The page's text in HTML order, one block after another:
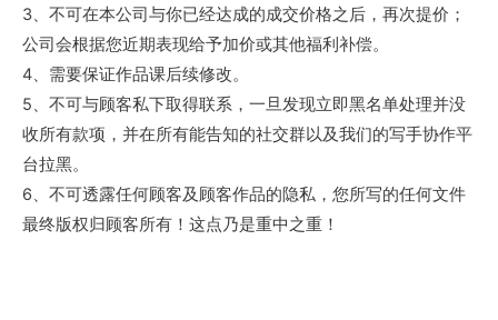
3、不可在本公司与你已经达成的成交价格之后，再次提价；
公司会根据您近期表现给予加价或其他福利补偿。
4、需要保证作品课后续修改。
5、不可与顾客私下取得联系，一旦发现立即黑名单处理并没
收所有款项，并在所有能告知的社交群以及我们的写手协作平
台拉黑。
6、不可透露任何顾客及顾客作品的隐私，您所写的任何文件
最终版权归顾客所有！这点乃是重中之重！